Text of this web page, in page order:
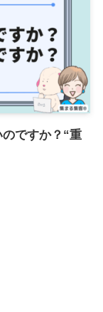
ですか？“重